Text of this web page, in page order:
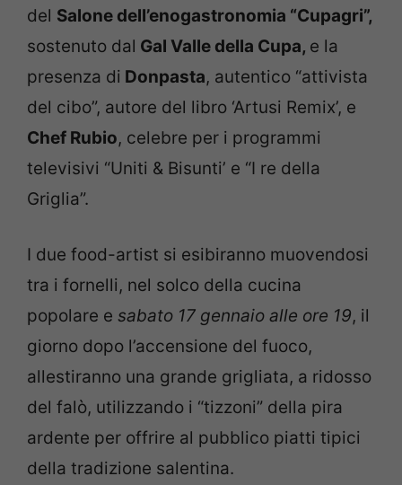
del Salone dell’enogastronomia “Cupagri”,
sostenuto dal Gal Valle della Cupa, e la
presenza di Donpasta, autentico “attivista
del cibo”, autore del libro ‘Artusi Remix’, e
Chef Rubio, celebre per i programmi
televisivi “Uniti & Bisunti’ e “I re della
Griglia”.
I due food-artist si esibiranno muovendosi
tra i fornelli, nel solco della cucina
popolare e sabato 17 gennaio alle ore 19, il
giorno dopo l’accensione del fuoco,
allestiranno una grande grigliata, a ridosso
del falò, utilizzando i “tizzoni” della pira
ardente per offrire al pubblico piatti tipici
della tradizione salentina.